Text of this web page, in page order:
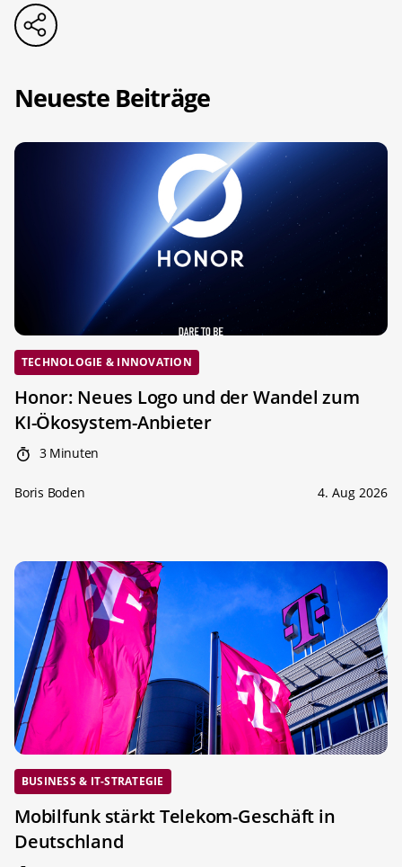
Neueste Beiträge
TECHNOLOGIE & INNOVATION
Honor: Neues Logo und der Wandel zum
KI-Ökosystem-Anbieter
3 Minuten
Boris Boden 4. Aug 2026
BUSINESS & IT-STRATEGIE
Mobilfunk stärkt Telekom-Geschäft in
Deutschland